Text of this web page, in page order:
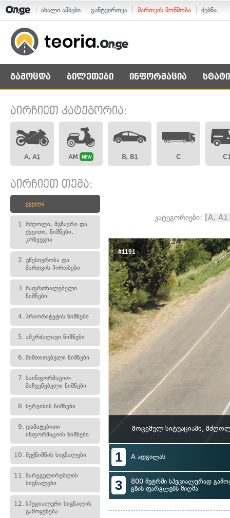
ახალი ამბები განტვირთვა მართვის მოწმობა ძებნა
გამოცდა ბილეთები ინფორმაცია
აირჩიეთ კატეგორია:
A, A1 AM NEW B, B1 C
აირჩიეთ თემა:
ყველა
1. მძღოლი, მგზავრი და
ქვეითი, ნიშნები,
კონვეცია
2. უწესივრობა და
მართვის პირობები
3. მაფრთხილებელი
ნიშნები
4. პრიორიტეტის ნიშნები
5. ამკრძალავი ნიშნები
6. მიმთითებელი ნიშნები
7. საინფორმაციო-
მაჩვენებელი ნიშნები
8. სერვისის ნიშნები
9. დამატებითი
ინფორმაციის ნიშნები
10. შუქნიშნის სიგნალები
11. მარეგულირებლის
სიგნალები
12. სპეციალური სიგნალის
გამოყენება
კატეგორიები: [A,
#1191
მოცემულ სიტუაციაში,
1 A ადგილას
3
800 მეტრში სპეციალურად
გზის ფარგლებს მიღმა